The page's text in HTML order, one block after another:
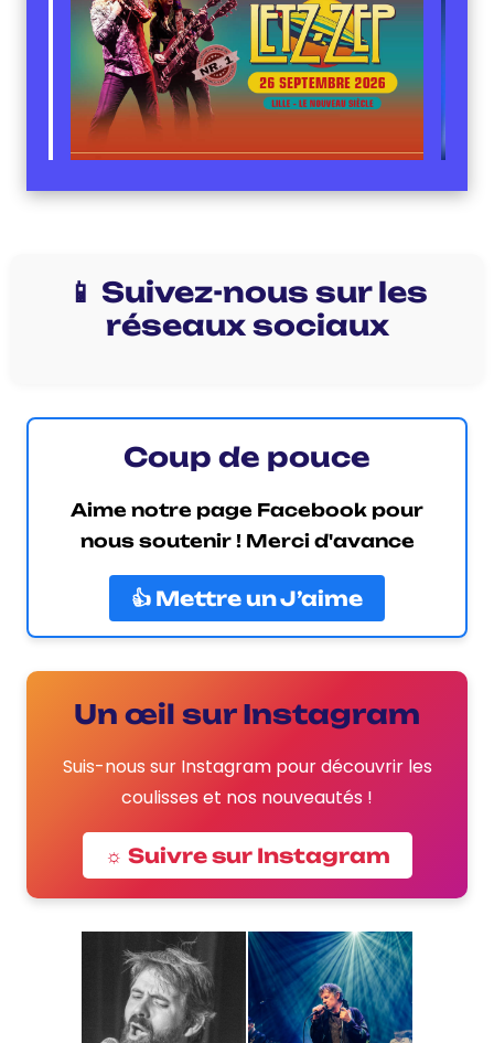
📱 Suivez-nous sur les
réseaux sociaux
Coup de pouce
Aime notre page Facebook pour
nous soutenir ! Merci d'avance
👍 Mettre un J’aime
Un œil sur Instagram
Suis-nous sur Instagram pour découvrir les
coulisses et nos nouveautés !
☼ Suivre sur Instagram